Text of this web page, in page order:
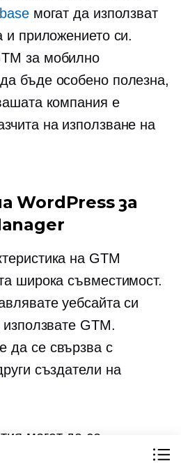
могат да използват
и приложението си.
за мобилно
бъде особено полезна,
компания е
на използване на
WordPress за
на GTM
широка съвместимост.
уебсайта си
GTM.
да се свързва с
създатели на
могат да се
от широката